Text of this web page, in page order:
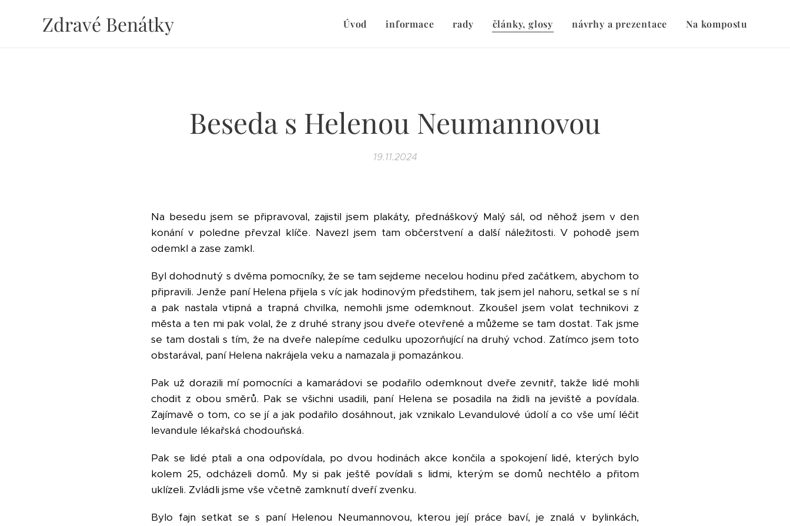
Zdravé Benátky Úvod informace rady články, glosy návrhy a prezentace Na kompostu
Beseda s Helenou Neumannovou
19.11.2024
Na besedu jsem se připravoval, zajistil jsem plakáty, přednáškový Malý sál, od něhož jsem v den
konání v poledne převzal klíče. Navezl jsem tam občerstvení a další náležitosti. V pohodě jsem
odemkl a zase zamkl.
Byl dohodnutý s dvěma pomocníky, že se tam sejdeme necelou hodinu před začátkem, abychom to
připravili. Jenže paní Helena přijela s víc jak hodinovým předstihem, tak jsem jel nahoru, setkal se s ní
a pak nastala vtipná a trapná chvilka, nemohli jsme odemknout. Zkoušel jsem volat technikovi z
města a ten mi pak volal, že z druhé strany jsou dveře otevřené a můžeme se tam dostat. Tak jsme
se tam dostali s tím, že na dveře nalepíme cedulku upozorňující na druhý vchod. Zatímco jsem toto
obstarával, paní Helena nakrájela veku a namazala ji pomazánkou.
Pak už dorazili mí pomocníci a kamarádovi se podařilo odemknout dveře zevnitř, takže lidé mohli
chodit z obou směrů. Pak se všichni usadili, paní Helena se posadila na židli na jeviště a povídala.
Zajímavě o tom, co se jí a jak podařilo dosáhnout, jak vznikalo Levandulové údolí a co vše umí léčit
levandule lékařská chodouňská.
Pak se lidé ptali a ona odpovídala, po dvou hodinách akce končila a spokojení lidé, kterých bylo
kolem 25, odcházeli domů. My si pak ještě povídali s lidmi, kterým se domů nechtělo a přitom
uklízeli. Zvládli jsme vše včetně zamknutí dveří zvenku.
Bylo fajn setkat se s paní Helenou Neumannovou, kterou její práce baví, je znalá v bylinkách,